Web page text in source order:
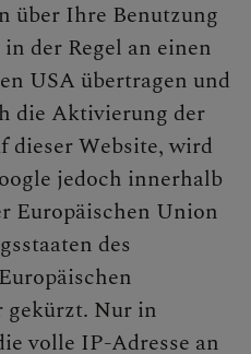
über Ihre Benutzung
der Regel an einen
USA übertragen und
die Aktivierung der
dieser Website, wird
jedoch innerhalb
Europäischen Union
des
gekürzt. Nur in
volle IP-Adresse an